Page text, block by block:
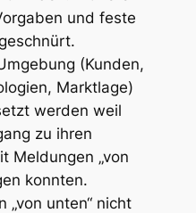
und feste
(Kunden,
Marktlage)
werden weil
zu ihren
Meldungen „von
konnten.
„von unten“ nicht